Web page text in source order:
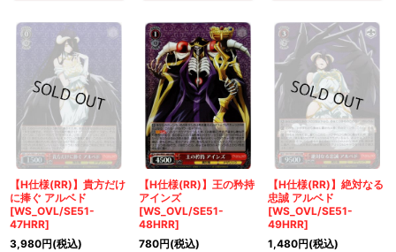
【H仕様(RR)】貴方だけ
に捧ぐ アルベド
[WS_OVL/SE51-
47HRR]
3,980円(税込)
【H仕様(RR)】王の矜持
アインズ
[WS_OVL/SE51-
48HRR]
780円(税込)
【H仕様(RR)】絶対なる
忠誠 アルベド
[WS_OVL/SE51-
49HRR]
1,480円(税込)